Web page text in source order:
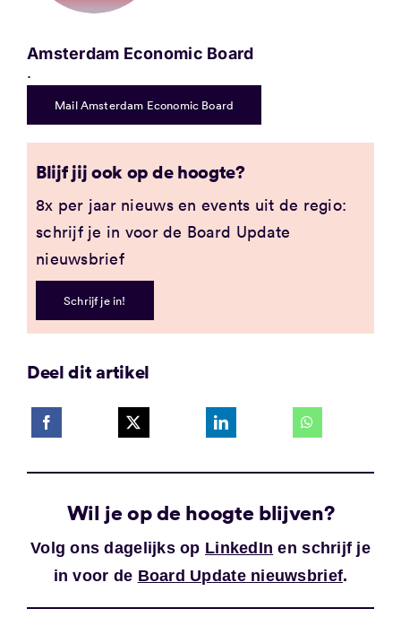
Amsterdam Economic Board
.
Mail Amsterdam Economic Board
Blijf jij ook op de hoogte?
8x per jaar nieuws en events uit de regio:
schrijf je in voor de Board Update
nieuwsbrief
Schrijf je in!
Deel dit artikel
Wil je op de hoogte blijven?
Volg ons dagelijks op LinkedIn en schrijf je
in voor de Board Update nieuwsbrief.